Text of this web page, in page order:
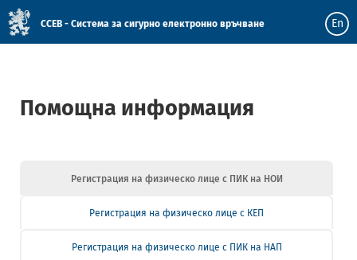
ССЕВ - Система за сигурно електронно връчване En
Помощна информация
Регистрация на физическо лице с ПИК на НОИ
Регистрация на физическо лице с КЕП
Регистрация на физическо лице с ПИК на НАП